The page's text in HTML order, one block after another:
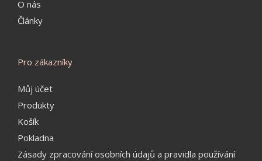
O nás
Články
Pro zákazníky
Můj účet
Produkty
Košík
Pokladna
Zásady zpracování osobních údajů a pravidla používání